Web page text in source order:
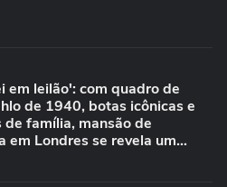
em leilão': com quadro de
de 1940, botas icônicas e
de família, mansão de
em Londres se revela um